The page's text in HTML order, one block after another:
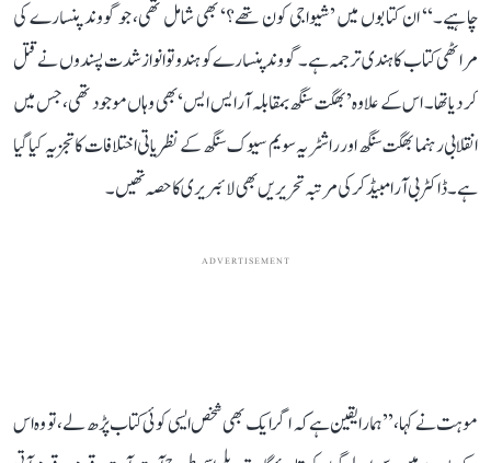
چاہیے۔‘‘ ان کتابوں میں ’شیواجی کون تھے؟‘ بھی شامل تھی، جو گووند پنسارے کی
مراٹھی کتاب کا ہندی ترجمہ ہے۔ گووند پنسارے کو ہندوتوا نواز شدت پسندوں نے قتل
کر دیا تھا۔ اس کے علاوہ ’بھگت سنگھ بمقابلہ آر ایس ایس‘ بھی وہاں موجود تھی، جس میں
انقلابی رہنما بھگت سنگھ اور راشٹریہ سویم سیوک سنگھ کے نظریاتی اختلافات کا تجزیہ کیا گیا
ہے۔ ڈاکٹر بی آر امبیڈکر کی مرتبہ تحریریں بھی لائبریری کا حصہ تھیں۔
ADVERTISEMENT
موہت نے کہا، ’’ہمارا یقین ہے کہ اگر ایک بھی شخص ایسی کوئی کتاب پڑھ لے، تو وہ اس